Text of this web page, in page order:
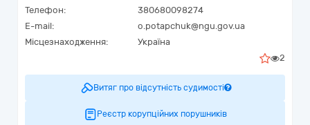
Телефон:
380680098274
E-mail:
o.potapchuk@ngu.gov.ua
Місцезнаходження:
Україна
2
Витяг про відсутність судимості
Реєстр корупційних порушників